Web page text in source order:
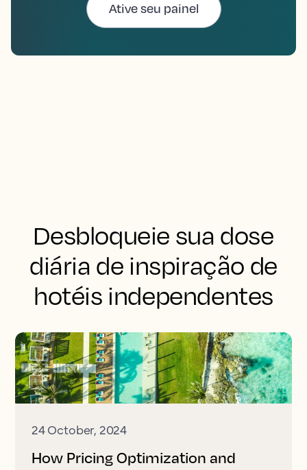
Ative seu painel
Desbloqueie sua dose
diária de inspiração de
hotéis independentes
24 October, 2024
How Pricing Optimization and